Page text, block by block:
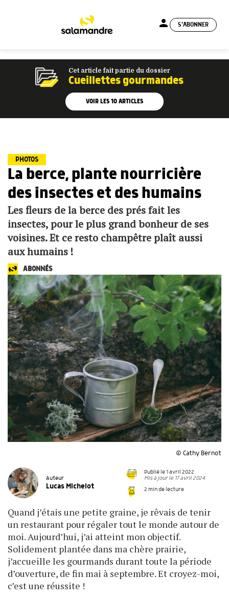
person S'ABONNER
Cet article fait partie du dossier
Cueillettes gourmandes
VOIR LES 10 ARTICLES
PHOTOS
La berce, plante nourricière
des insectes et des humains
Les fleurs de la berce des prés fait les
insectes, pour le plus grand bonheur de ses
voisines. Et ce resto champêtre plaît aussi
aux humains !
ABONNÉS
© Cathy Bernot
Auteur
Lucas Michelot
Publié le 1 avril 2022
Mis à jour le 17 avril 2024
2 min de lecture
Quand j’étais une petite graine, je rêvais de tenir
un restaurant pour régaler tout le monde autour de
moi. Aujourd’hui, j’ai atteint mon objectif.
Solidement plantée dans ma chère prairie,
j’accueille les gourmands durant toute la période
d’ouverture, de fin mai à septembre. Et croyez-moi,
c’est une réussite !